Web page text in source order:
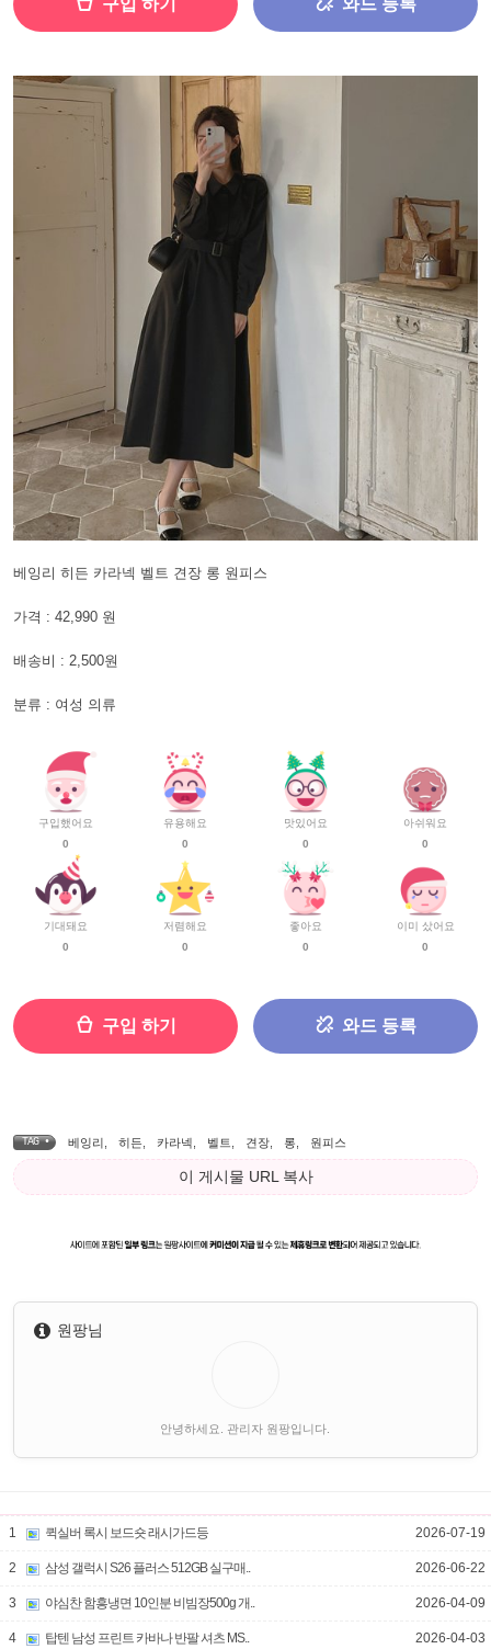
구입 하기 와드 등록
베잉리 히든 카라넥 벨트 견장 롱 원피스
가격 : 42,990 원
배송비 : 2,500원
분류 : 여성 의류
구입했어요
0
기대돼요
0
유용해요
0
저렴해요
0
맛있어요
0
좋아요
0
아쉬워요
0
이미 샀어요
0
구입 하기 와드 등록
TAG • 베잉리 히든 카라넥 벨트 견장 롱 원피스
이 게시물 URL 복사
원팡님
안녕하세요. 관리자 원팡입니다.
1 퀵실버 록시 보드숏 래시가드등 2026-07-19
2 삼성 갤럭시 S26 플러스 512GB 실구매.. 2026-06-22
3 야심찬 함흥냉면 10인분 비빔장500g 개.. 2026-04-09
4 탑텐 남성 프린트 카바나 반팔 셔츠 MS.. 2026-04-03